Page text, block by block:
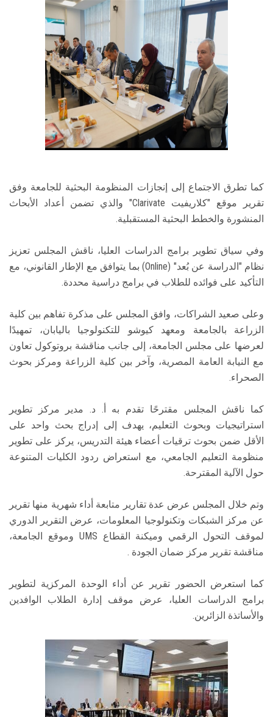
كما تطرق الاجتماع إلى إنجازات المنظومة البحثية للجامعة وفق
تقرير موقع "كلاريفيت Clarivate" والذي تضمن أعداد الأبحاث
المنشورة والخطط البحثية المستقبلية.
وفي سياق تطوير برامج الدراسات العليا، ناقش المجلس تعزيز
نظام "الدراسة عن بُعد" (Online) بما يتوافق مع الإطار القانوني، مع
التأكيد على فوائده للطلاب في برامج دراسية محددة.
وعلى صعيد الشراكات، وافق المجلس على مذكرة تفاهم بين كلية
الزراعة بالجامعة ومعهد كيوشو للتكنولوجيا باليابان، تمهيدًا
لعرضها على مجلس الجامعة، إلى جانب مناقشة بروتوكول تعاون
مع النيابة العامة المصرية، وآخر بين كلية الزراعة ومركز بحوث
الصحراء.
كما ناقش المجلس مقترحًا تقدم به أ. د. مدير مركز تطوير
استراتيجيات وبحوث التعليم، يهدف إلى إدراج بحث واحد على
الأقل ضمن بحوث ترقيات أعضاء هيئة التدريس، يركز على تطوير
منظومة التعليم الجامعي، مع استعراض ردود الكليات المتنوعة
حول الآلية المقترحة.
وتم خلال المجلس عرض عدة تقارير متابعة أداء شهرية منها تقرير
عن مركز الشبكات وتكنولوجيا المعلومات، عرض التقرير الدوري
لموقف التحول الرقمي وميكنة القطاع UMS وموقع الجامعة،
مناقشة تقرير مركز ضمان الجودة .
كما استعرض الحضور تقرير عن أداء الوحدة المركزية لتطوير
برامج الدراسات العليا، عرض موقف إدارة الطلاب الوافدين
والأساتذة الزائرين.